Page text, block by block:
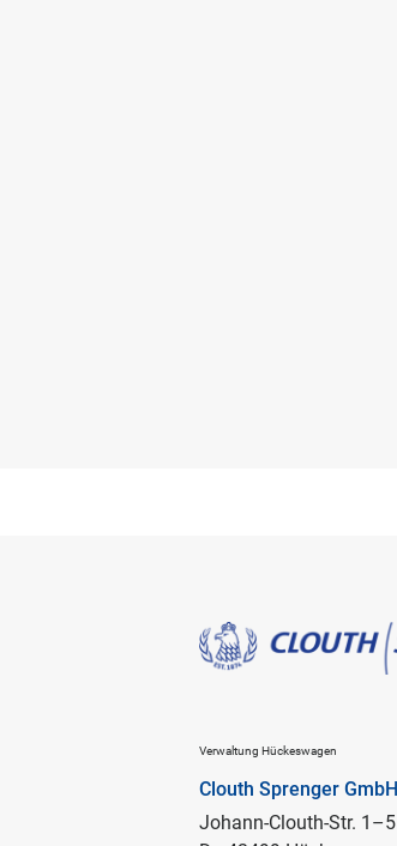
Verwaltung Hückeswagen
Clouth Sprenger GmbH
Johann-Clouth-Str. 1–5